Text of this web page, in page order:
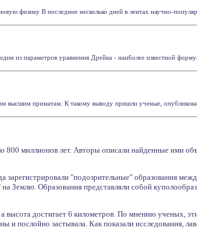
физику В последние несколько дней в лентах научно-
из параметров уравнения Дрейка - наиболее известной
высшим приматам. К такому выводу пришли ученые,
миллионов лет. Авторы описали найденные ими
"подозрительные" образования
Землю. Образования представляли собой
высота достигает 6 километров. По мнению ученых,
и послойно застывала. Как показали исследования,